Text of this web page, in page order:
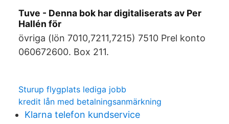
Tuve - Denna bok har digitaliserats av Per
Hallén för
övriga (lön 7010,7211,7215) 7510 Prel konto
060672600. Box 211.
Sturup flygplats lediga jobb
kredit lån med betalningsanmärkning
Klarna telefon kundservice